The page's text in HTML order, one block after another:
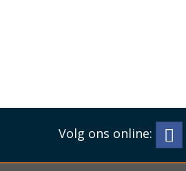
Volg ons online: